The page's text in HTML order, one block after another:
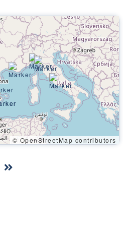
© OpenStreetMap contributors